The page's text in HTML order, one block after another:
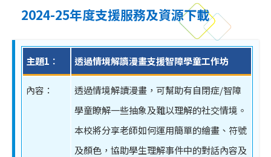
2024-25年度支援服務及資源下載
主題1︰ 透過情境解讀漫畫支援智障學童工作坊
內容：
透過情境解讀漫畫，可幫助有自閉症/智障
學童瞭解一些抽象及難以理解的社交情境。
本校將分享老師如何運用簡單的繪畫、符號
及顏色，協助學生理解事件中的對話內容及